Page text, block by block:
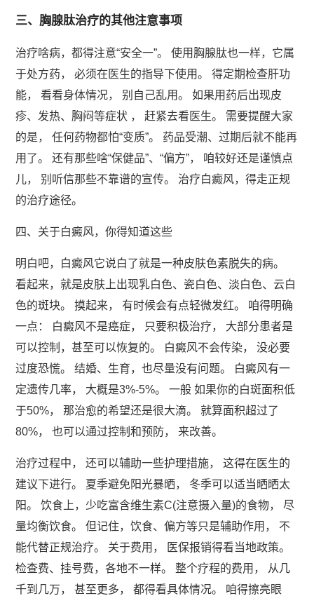
三、胸腺肽治疗的其他注意事项
治疗啥病，都得注意“安全一”。 使用胸腺肽也一样，它属
于处方药， 必须在医生的指导下使用。 得定期检查肝功
能， 看看身体情况， 别自己乱用。 如果用药后出现皮
疹、发热、胸闷等症状 ， 赶紧去看医生。 需要提醒大家
的是， 任何药物都怕“变质”。 药品受潮、过期后就不能再
用了。 还有那些啥“保健品”、“偏方”， 咱较好还是谨慎点
儿， 别听信那些不靠谱的宣传。 治疗白癜风，得走正规
的治疗途径。
四、关于白癜风，你得知道这些
明白吧，白癜风它说白了就是一种皮肤色素脱失的病。
看起来，就是皮肤上出现乳白色、瓷白色、淡白色、云白
色的斑块。 摸起来， 有时候会有点轻微发红。 咱得明确
一点： 白癜风不是癌症， 只要积极治疗， 大部分患者是
可以控制，甚至可以恢复的。 白癜风不会传染， 没必要
过度恐慌。 结婚、生育，也尽量没有问题。 白癜风有一
定遗传几率， 大概是3%-5%。 一般 如果你的白斑面积低
于50%， 那治愈的希望还是很大滴。 就算面积超过了
80%， 也可以通过控制和预防， 来改善。
治疗过程中， 还可以辅助一些护理措施， 这得在医生的
建议下进行。 夏季避免阳光暴晒， 冬季可以适当晒晒太
阳。 饮食上，少吃富含维生素C(注意摄入量)的食物， 尽
量均衡饮食。 但记住，饮食、偏方等只是辅助作用， 不
能代替正规治疗。 关于费用， 医保报销得看当地政策。
检查费、挂号费，各地不一样。 整个疗程的费用， 从几
千到几万， 甚至更多， 都得看具体情况。 咱得擦亮眼